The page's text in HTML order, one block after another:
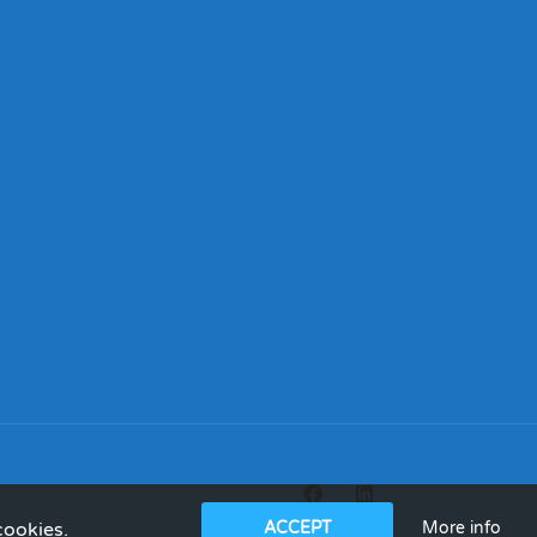
ACCEPT More info